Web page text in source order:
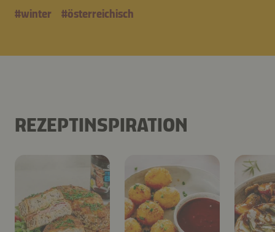
#winter #österreichisch
REZEPTINSPIRATION